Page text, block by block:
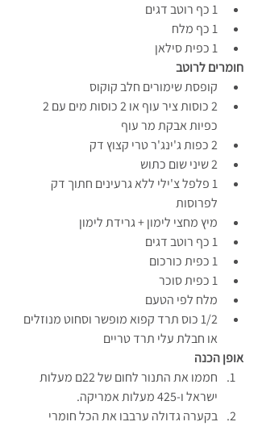
1 כף רוטב דגים
1 כף מלח
1 כפית סילאן
חומרים לרוטב
קופסת שימורים חלב קוקוס
כפיות אבקת מר עוף
2 כפות ג'ינג'ר טרי קצוץ דק
2 שיני שום כתוש
1 פלפל צ'ילי ללא גרעינים חתוך דק
לפרוסות
מיץ מחצי לימון + גרידת לימון
1 כף רוטב דגים
1 כפית כורכום
1 כפית סוכר
מלח לפי הטעם
1/2 כוס תרד קפוא מופשר וסחוט מנוזלים
או חבלת עלי תרד טריים
אופן הכנה
חממו את התנור לחום של 22ם מעלות
ישראל ו-425 מעלות אמריקה.
בקערה גדולה ערבבו את הכל חומרי